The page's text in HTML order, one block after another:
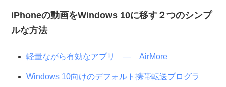
iPhoneの動画をWindows 10に移す２つのシンプ
ルな方法
軽量ながら有効なアプリ — AirMore
Windows 10向けのデフォルト携帯転送プログラ